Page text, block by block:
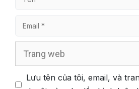
Email
Lưu tên của tôi, email, và